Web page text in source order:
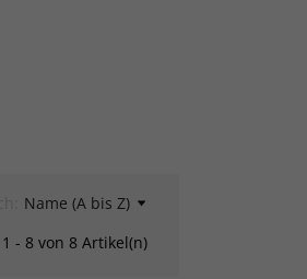
Name (A bis Z)
1 - 8 von 8 Artikel(n)